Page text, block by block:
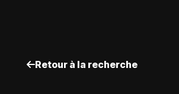
Retour à la recherche